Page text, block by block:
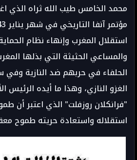
محمد الخامس طيب الله ثراه الذي
استقلال المغرب وإنهاء نظام
والمساعي الحثيثة التي بذلها
الحلفاء في حربهم ضد النازية وفي
الغزو النازي، وهذا ما أيده الرئيس
"فرانكلان روزفلت" الذي اعتبر أن
استقلاله واستعادة حريته طموح